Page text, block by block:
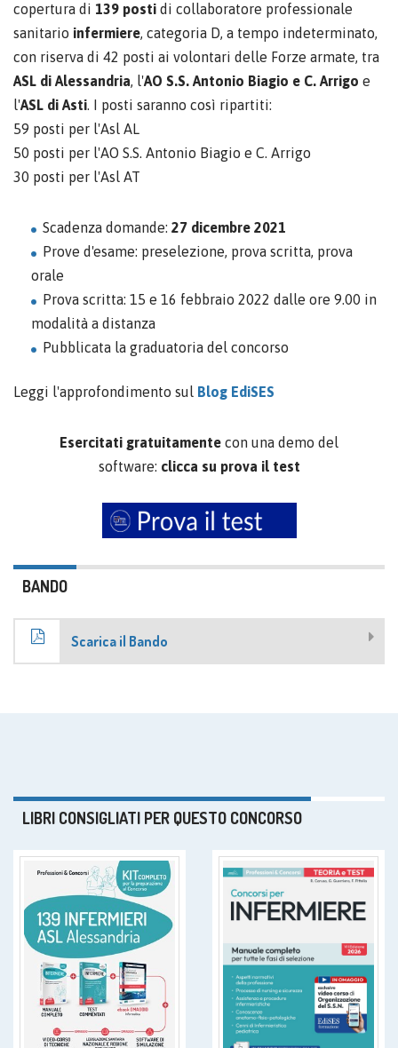
copertura di 139 posti di collaboratore professionale
sanitario infermiere, categoria D, a tempo indeterminato,
con riserva di 42 posti ai volontari delle Forze armate, tra
ASL di Alessandria, l'AO S.S. Antonio Biagio e C. Arrigo e
l'ASL di Asti. I posti saranno così ripartiti:
59 posti per l'Asl AL
50 posti per l'AO S.S. Antonio Biagio e C. Arrigo
30 posti per l'Asl AT
Scadenza domande: 27 dicembre 2021
Prove d'esame: preselezione, prova scritta, prova
orale
Prova scritta: 15 e 16 febbraio 2022 dalle ore 9.00 in
modalità a distanza
Pubblicata la graduatoria del concorso
Leggi l'approfondimento sul Blog EdiSES
Esercitati gratuitamente con una demo del
software: clicca su prova il test
BANDO
Scarica il Bando
LIBRI CONSIGLIATI PER QUESTO CONCORSO